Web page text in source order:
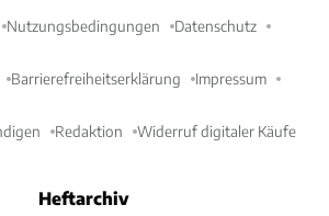
Nutzungsbedingungen Datenschutz
Barrierefreiheitserklärung Impressum
Redaktion Widerruf digitaler Käufe
Heftarchiv